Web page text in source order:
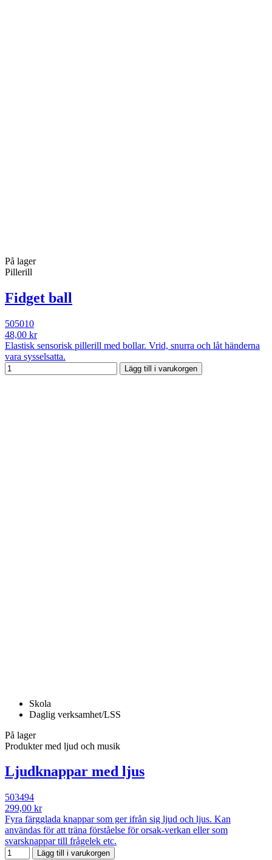
På lager
Pillerill
Fidget ball
505010
48,00 kr
Elastisk sensorisk pillerill med bollar. Vrid, snurra och låt händerna
vara sysselsatta.
Lägg till i varukorgen
Skola
Daglig verksamhet/LSS
På lager
Produkter med ljud och musik
Ljudknappar med ljus
503494
299,00 kr
Fyra färgglada knappar som ger ifrån sig ljud och ljus. Kan
användas för att träna förståelse för orsak-verkan eller som
svarsknappar till frågelek etc.
Lägg till i varukorgen